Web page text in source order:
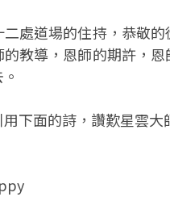
處道場的住持，恭敬
教導，恩師的期許，
下面的詩，讚歎星雲大